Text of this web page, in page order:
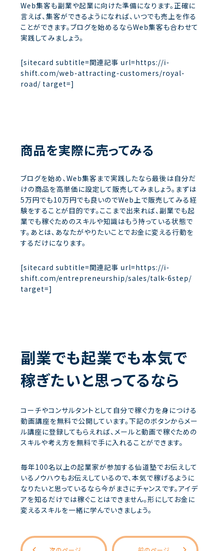
Web集客も副業や起業に向けた準備になります。正確に
言えば、集客ができるようになれば、いつでも売上を作る
ことができます。ブログを始めるならWeb集客も合わせて
実践してみましょう。
[sitecard subtitle=関連記事 url=https://i-
shift.com/web-attracting-customers/royal-
road/ target=]
商品を実際に売ってみる
ブログを始め、Web集客まで実践したなら最後は自分だ
けの商品を高単価に設定して販売してみましょう。まずは
5万円でも10万円でも良いのでWeb上で販売してみる経
験をすることが目的です。ここまで出来れば、副業でも起
業でも稼ぐためのスキルや知識はもう持っている状態で
す。あとは、あなたがやりたいことでお金に変える行動を
するだけになります。
[sitecard subtitle=関連記事 url=https://i-
shift.com/entrepreneurship/sales/talk-6step/
target=]
副業でも起業でも本気で
稼ぎたいと思ってるなら
コーチやコンサルタントとして自分で稼ぐ力を身につける
動画講座を無料で公開しています。下記のボタンからメー
ル講座に登録してもらえれば、メールと動画で稼ぐための
スキルや考え方を無料で手に入れることができます。
毎年100名以上の起業家が参加する仙道塾でお伝えして
いるノウハウもお伝えしているので、本気で稼げるように
なりたいと思っているなら今がまさにチャンスです。アイデ
アを知るだけでは稼ぐことはできません。形にしてお金に
変えるスキルを一緒に学んでいきましょう。